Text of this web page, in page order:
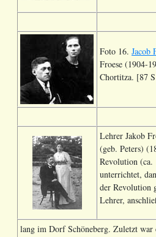
Foto 16. Jacob
Froese (1904-
Chortitza. [87
Lehrer Jakob
(geb. Peters)
Revolution (ca.
unterrichtet,
der Revolution
Lehrer,
lang im Dorf Schöneberg. Zuletzt